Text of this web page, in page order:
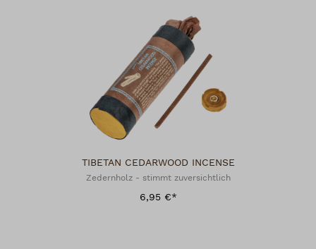
TIBETAN CEDARWOOD INCENSE
Zedernholz - stimmt zuversichtlich
6,95 €*